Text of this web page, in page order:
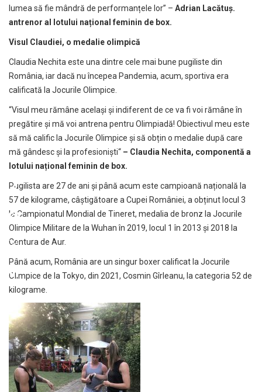
lumea să fie mândră de performanțele lor” – Adrian Lacătuș.
antrenor al lotului național feminin de box.
Visul Claudiei, o medalie olimpică
Claudia Nechita este una dintre cele mai bune pugiliste din
România, iar dacă nu începea Pandemia, acum, sportiva era
calificată la Jocurile Olimpice.
“Visul meu rămâne același și indiferent de ce va fi voi rămâne în
pregătire și mă voi antrena pentru Olimpiadă! Obiectivul meu este
să mă calific la Jocurile Olimpice și să obțin o medalie după care
mă gândesc și la profesioniști“ – Claudia Nechita, componentă a
lotului național feminin de box.
Pugilista are 27 de ani și până acum este campioană națională la
57 de kilograme, câștigătoare a Cupei României, a obținut locul 3
la Campionatul Mondial de Tineret, medalia de bronz la Jocurile
Olimpice Militare de la Wuhan în 2019, locul 1 în 2013 și 2018 la
Centura de Aur.
Până acum, România are un singur boxer calificat la Jocurile
Olimpice de la Tokyo, din 2021, Cosmin Gîrleanu, la categoria 52 de
kilograme.